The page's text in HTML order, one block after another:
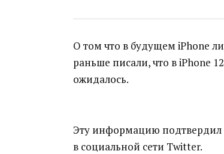
О том что в будущем iPhone
раньше писали, что в iPhone
ожидалось.
Эту информацию подтвердил
в социальной сети Twitter.